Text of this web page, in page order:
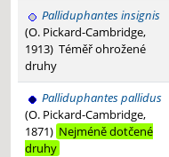
Palliduphantes insignis
(O. Pickard-Cambridge,
1913) Téměř ohrožené
druhy
Palliduphantes pallidus
(O. Pickard-Cambridge,
1871) Nejméně dotčené
druhy